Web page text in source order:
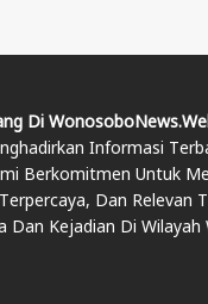
Di
Informasi
Berkomitmen Untuk
Dan Relevan
Dan Kejadian Di Wilayah